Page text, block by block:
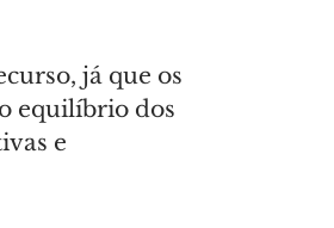
já que os
equilíbrio dos
e